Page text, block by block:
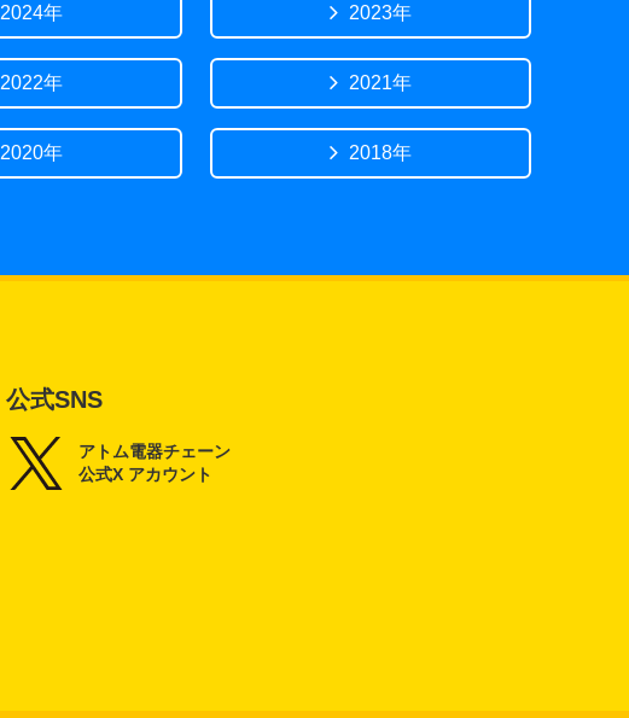
2024年 2023年
2022年 2021年
2020年 2018年
公式SNS
アトム電器チェーン
公式X アカウント